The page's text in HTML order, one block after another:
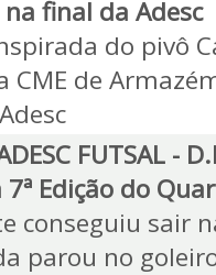
final da Adesc
do pivô
CME de
FUTSAL -
Edição do
conseguiu sair
parou no